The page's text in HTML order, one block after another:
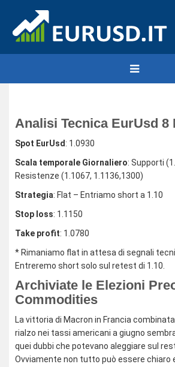
Analisi Tecnica EurUsd 8
Spot EurUsd : 1.0930
Scala temporale Giornaliero: Supporti
Resistenze (1.1067, 1.1136,1300)
Strategia: Flat – Entriamo short a 1.10
Stop loss: 1.1150
Take profit: 1.0780
* Rimaniamo flat in attesa di segnali
Entreremo short solo sul retest di 1.10.
Archiviate le Elezioni
Commodities
La vittoria di Macron in Francia
rialzo nei tassi americani a giugno
quei dubbi che potevano aleggiare sul
Ovviamente non tutto può essere chiaro